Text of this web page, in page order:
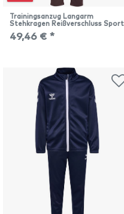
Trainingsanzug Langarm
Stehkragen Reißverschluss Sport
49,46 € *